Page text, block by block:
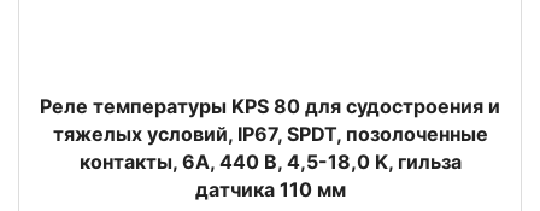
Реле температуры KPS 80 для судостроения и
тяжелых условий, IP67, SPDT, позолоченные
контакты, 6А, 440 В, 4,5-18,0 K, гильза
датчика 110 мм